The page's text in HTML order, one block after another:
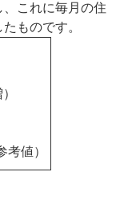
これに毎月の住
ものです。
値）